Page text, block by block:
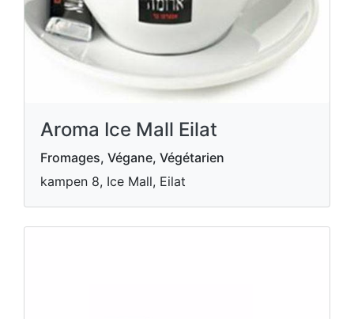
Aroma Ice Mall Eilat
Fromages, Végane, Végétarien
kampen 8, Ice Mall, Eilat